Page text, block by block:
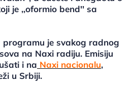
je ,,oformio bend'' sa
programu je svakog radnog
na Naxi radiju. Emisiju
i na Naxi nacionalu,
u Srbiji.